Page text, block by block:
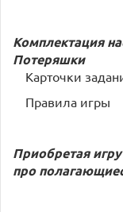
Комплектация
Потеряшки
Карточки
Правила игры
Приобретая
про